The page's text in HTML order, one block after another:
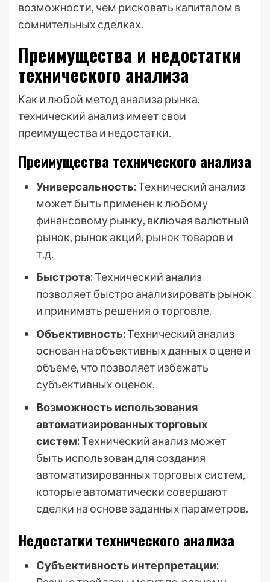
возможности, чем рисковать капиталом в
сомнительных сделках.
Преимущества и недостатки
технического анализа
Как и любой метод анализа рынка,
технический анализ имеет свои
преимущества и недостатки.
Преимущества технического анализа
Универсальность:Технический анализ
может быть применен к любому
финансовому рынку, включая валютный
рынок, рынок акций, рынок товаров и
т.д.
Быстрота:Технический анализ
позволяет быстро анализировать рынок
и принимать решения о торговле.
Объективность:Технический анализ
основан на объективных данных о цене и
объеме, что позволяет избежать
субъективных оценок.
Возможность использования
автоматизированных торговых
систем:Технический анализ может
быть использован для создания
автоматизированных торговых систем,
которые автоматически совершают
сделки на основе заданных параметров.
Недостатки технического анализа
Субъективность интерпретации: